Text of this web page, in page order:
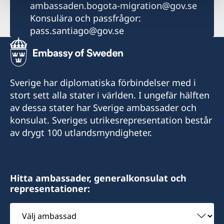
ambassaden.bogota-migration@gov.se
Konsulära och passfrågor:
pass.santiago@gov.se
Sverige har diplomatiska förbindelser med i
stort sett alla stater i världen. I ungefär hälften
av dessa stater har Sverige ambassader och
konsulat. Sveriges utrikesrepresentation består
av drygt 100 utlandsmyndigheter.
Hitta ambassader, generalkonsulat och
representationer:
Välj
ambassad